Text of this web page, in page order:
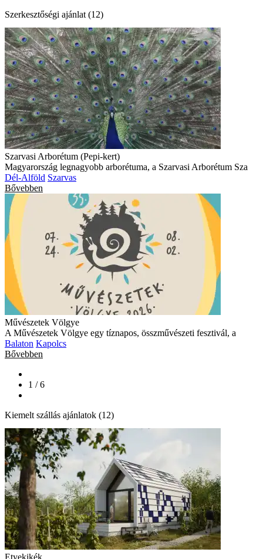
Szerkesztőségi ajánlat (12)
Szarvasi Arborétum (Pepi-kert)
Magyarország legnagyobb arborétuma, a Szarvasi Arborétum Sza
Dél-Alföld Szarvas
Bővebben
Művészetek Völgye
A Művészetek Völgye egy tíznapos, összművészeti fesztivál, a
Balaton Kapolcs
Bővebben
1 / 6
Kiemelt szállás ajánlatok (12)